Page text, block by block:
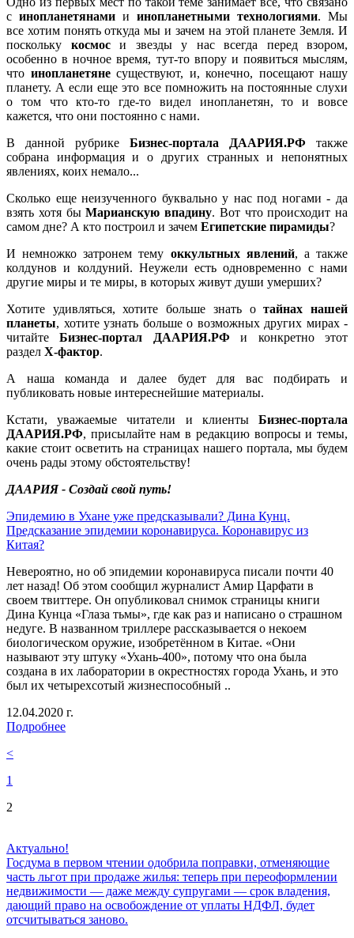
с инопланетянами и инопланетными технологиями. Мы
все хотим понять откуда мы и зачем на этой планете Земля. И
поскольку космоси звезды у нас всегда перед взором,
особенно в ночное время, тут-то впору и появиться мыслям,
что инопланетянесуществуют, и, конечно, посещают нашу
планету. А если еще это все помножить на постоянные слухи
о том что кто-то где-то видел инопланетян, то и вовсе
кажется, что они постоянно с нами.
В данной рубрике Бизнес-портала ДААРИЯ.РФ также
собрана информация и о других странных и непонятных
явлениях, коих немало...
Сколько еще неизученного буквально у нас под ногами - да
взять хотя быМарианскую впадину. Вот что происходит на
самом дне? А кто построил и зачем Египетские пирамиды?
И немножко затронем тему оккультных явлений, а также
колдунов и колдуний. Неужели есть одновременно с нами
другие миры и те миры, в которых живут души умерших?
Хотите удивляться, хотите больше знать отайнах нашей
планеты, хотите узнать больше о возможных других мирах -
читайтеБизнес-портал ДААРИЯ.РФ и конкретно этот
раздел X-фактор.
А наша команда и далее будет для вас подбирать и
публиковать новые интереснейшие материалы.
Кстати, уважаемые читатели и клиенты Бизнес-портала
ДААРИЯ.РФ, присылайте нам в редакцию вопросы и темы,
какие стоит осветить на страницах нашего портала, мы будем
очень рады этому обстоятельству!
ДААРИЯ - Создай свой путь!
Эпидемию в Ухане уже предсказывали? Дина Кунц.
Предсказание эпидемии коронавируса. Коронавирус из
Китая?
Невероятно, но об эпидемии коронавируса писали почти 40
лет назад! Об этом сообщил журналист Амир Царфати в
своем твиттере. Он опубликовал снимок страницы книги
Дина Кунца «Глаза тьмы», где как раз и написано о страшном
недуге. В названном триллере рассказывается о некоем
биологическом оружие, изобретённом в Китае. «Они
называют эту штуку «Ухань-400», потому что она была
создана в их лаборатории в окрестностях города Ухань, и это
был их четырехсотый жизнеспособный ..
12.04.2020 г.
Подробнее
<
1
2
Актуально!
Госдума в первом чтении одобрила поправки, отменяющие
часть льгот при продаже жилья: теперь при переоформлении
недвижимости — даже между супругами — срок владения,
дающий право на освобождение от уплаты НДФЛ, будет
отсчитываться заново.